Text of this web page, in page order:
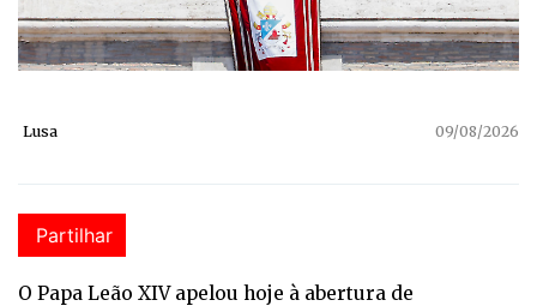
Lusa 09/08/2026
Partilhar
O Papa Leão XIV apelou hoje à abertura de